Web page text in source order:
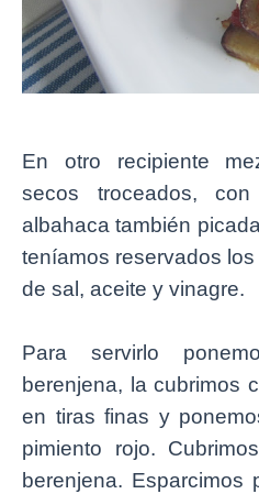
En otro recipiente
secos troceados,
albahaca también
teníamos reservados
de sal, aceite y vinagre.
Para servirlo
berenjena, la cubrimos
en tiras finas y
pimiento rojo.
berenjena. Esparcimos